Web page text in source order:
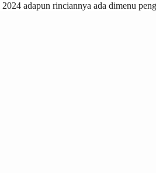
adapun rinciannya ada dimenu